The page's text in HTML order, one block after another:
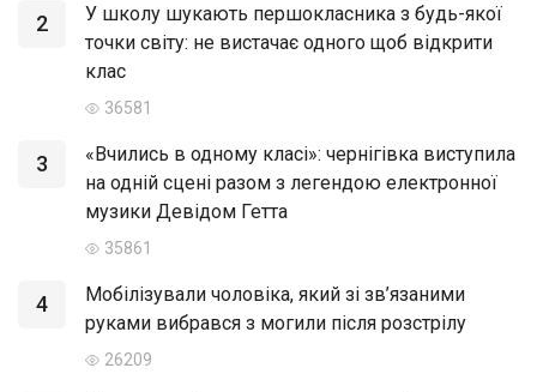
2
У школу шукають першокласника з будь-якої
точки світу: не вистачає одного щоб відкрити
клас
36581
3
«Вчились в одному класі»: чернігівка виступила
на одній сцені разом з легендою електронної
музики Девідом Гетта
35861
4
Мобілізували чоловіка, який зі зв’язаними
руками вибрався з могили після розстрілу
26209